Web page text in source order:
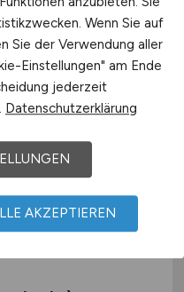
Gustav Werner
Wenn Sie auf
Sie der Verwendung aller
Einstellungen" am Ende
jederzeit
Datenschutzerklärung
AKZEPTIEREN